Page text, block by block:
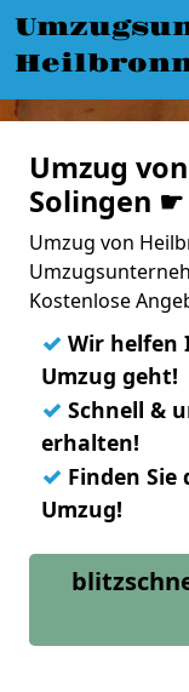
Umzug
Solingen ☛
Umzug von
Kostenlose
✓ Wir helfen
Umzug geht!
✓ Schnell &
erhalten!
✓ Finden
Umzug!